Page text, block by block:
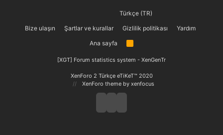
Türkçe (TR)
Bize ulaşın
Şartlar ve kurallar Gizlilik politikası
Yardım
Ana sayfa
R
[XGT] Forum statistics system - XenGenTr
XenForo 2 Türkçe eTiKeT™ 2020
XenForo theme by xenfocus